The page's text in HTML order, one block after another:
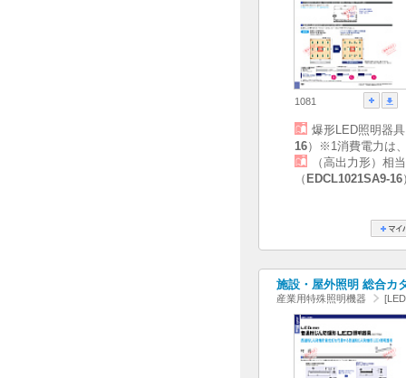
1081
爆形LED照明器
16）※1消費電力は
（高出力形）相
（ EDCL1021SA9-16
施設・屋外照明 総合カ
産業用特殊照明機器